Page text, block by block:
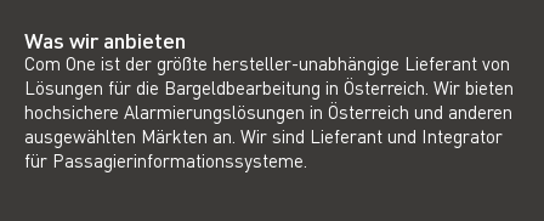
Was wir anbieten
Com One ist der größte hersteller-unabhängige Lieferant von
Lösungen für die Bargeldbearbeitung in Österreich. Wir bieten
hochsichere Alarmierungslösungen in Österreich und anderen
ausgewählten Märkten an. Wir sind Lieferant und Integrator
für Passagierinformationssysteme.